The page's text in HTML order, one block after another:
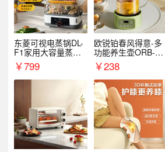
东菱可视电蒸锅DL-
F1家用大容量蒸炖
锅
￥799
欧锐铂春风得意-多
功能养生壶ORB-19
87
￥238